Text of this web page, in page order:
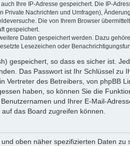
Ihre IP-Adresse gespeichert. Die IP-
Nachrichten und Umfragen),
Die von Ihrem Browser
gespeichert.
Daten gespeichert werden. Dazu
Lesezeichen oder
gespeichert, so dass es sicher ist.
Das Passwort ist Ihr Schlüssel zu
Vertreter des Betreibers, von phpBB
haben, so können Sie die
und Ihrer E-Mail-
das Board zugreifen können.
oben näher spezifizierten Daten